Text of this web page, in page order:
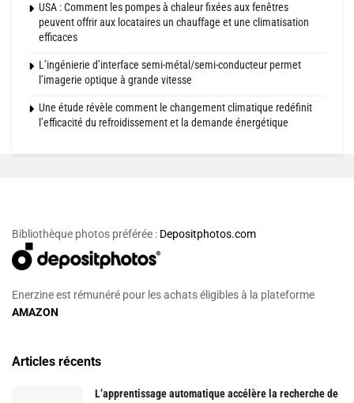
USA : Comment les pompes à chaleur fixées aux fenêtres
peuvent offrir aux locataires un chauffage et une climatisation
efficaces
L’ingénierie d’interface semi-métal/semi-conducteur permet
l’imagerie optique à grande vitesse
Une étude révèle comment le changement climatique redéfinit
l’efficacité du refroidissement et la demande énergétique
Bibliothèque photos préférée : Depositphotos.com
Enerzine est rémunéré pour les achats éligibles à la plateforme
AMAZON
Articles récents
L’apprentissage automatique accélère la recherche de